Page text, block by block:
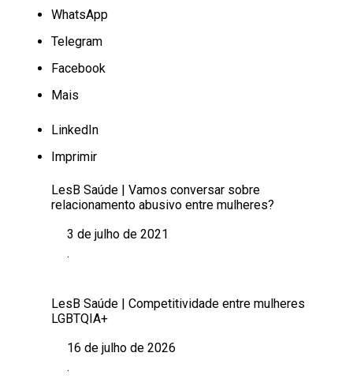
WhatsApp
Telegram
Facebook
Mais
LinkedIn
Imprimir
LesB Saúde | Vamos conversar sobre
relacionamento abusivo entre mulheres?
Data
3 de julho de 2021
Em relação a
.
LesB Saúde | Competitividade entre mulheres
LGBTQIA+
Data16 de julho de 2026
Em relação a
.